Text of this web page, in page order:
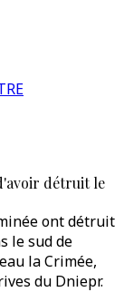
détruit le
ont détruit
le sud de
la Crimée,
du Dniepr.